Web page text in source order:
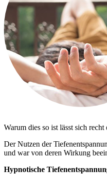
Warum dies so ist lässt sich
Der Nutzen der
und war von deren Wirkung
Hypnotische